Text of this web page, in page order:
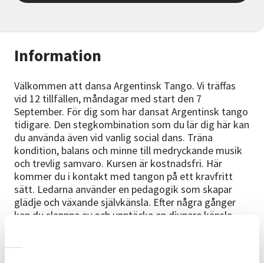
Information
Välkommen att dansa Argentinsk Tango. Vi träffas
vid 12 tillfällen, måndagar med start den 7
September. För dig som har dansat Argentinsk tango
tidigare. Den stegkombination som du lär dig här kan
du använda även vid vanlig social dans. Träna
kondition, balans och minne till medryckande musik
och trevlig samvaro. Kursen är kostnadsfri. Här
kommer du i kontakt med tangon på ett kravfritt
sätt. Ledarna använder en pedagogik som skapar
glädje och växande självkänsla. Efter några gånger
kan du slappna av och upptäcka en djupare känsla